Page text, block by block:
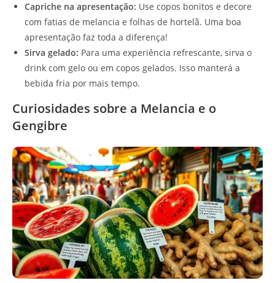
Capriche na apresentação: Use copos bonitos e decore
com fatias de melancia e folhas de hortelã. Uma boa
apresentação faz toda a diferença!
Sirva gelado: Para uma experiência refrescante, sirva o
drink com gelo ou em copos gelados. Isso manterá a
bebida fria por mais tempo.
Curiosidades sobre a Melancia e o
Gengibre